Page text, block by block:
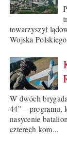
towarzyszył
Wojska
W dwóch
44” – programu,
nasycenie
czterech kom...